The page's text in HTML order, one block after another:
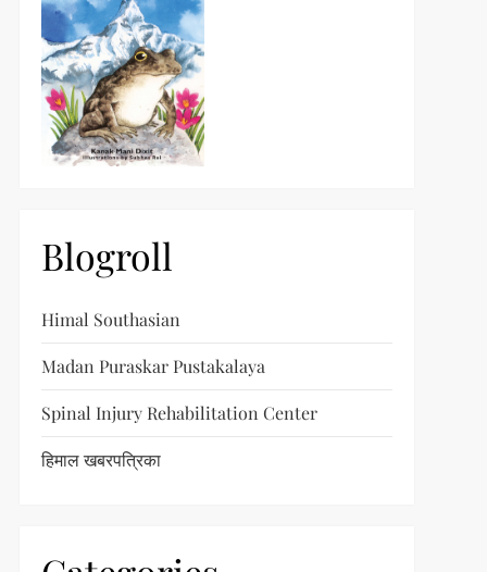
Blogroll
Himal Southasian
Madan Puraskar Pustakalaya
Spinal Injury Rehabilitation Center
हिमाल खबरपत्रिका